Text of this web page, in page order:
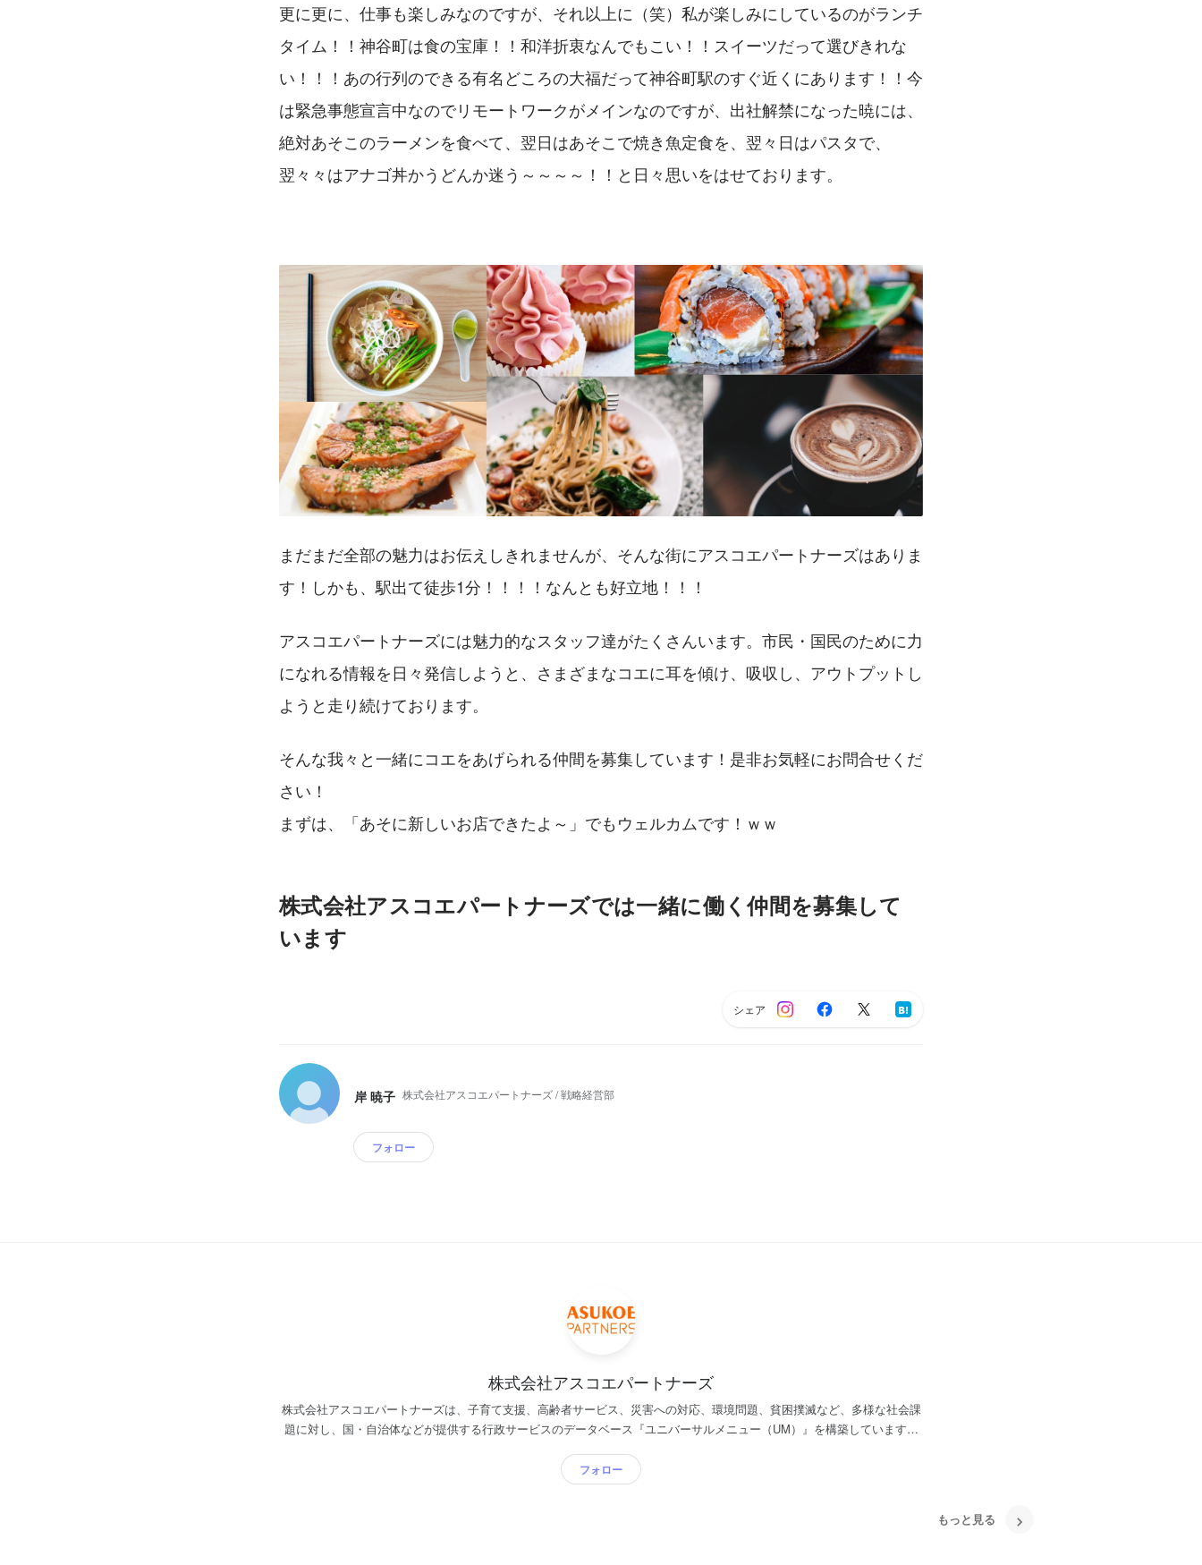
更に更に、仕事も楽しみなのですが、それ以上に（笑）私が楽しみにしているのがランチ
タイム！！神谷町は食の宝庫！！和洋折衷なんでもこい！！スイーツだって選びきれな
い！！！あの行列のできる有名どころの大福だって神谷町駅のすぐ近くにあります！！今
は緊急事態宣言中なのでリモートワークがメインなのですが、出社解禁になった暁には、
絶対あそこのラーメンを食べて、翌日はあそこで焼き魚定食を、翌々日はパスタで、
翌々々はアナゴ丼かうどんか迷う～～～～！！と日々思いをはせております。
まだまだ全部の魅力はお伝えしきれませんが、そんな街にアスコエパートナーズはありま
す！しかも、駅出て徒歩1分！！！！なんとも好立地！！！
アスコエパートナーズには魅力的なスタッフ達がたくさんいます。市民・国民のために力
になれる情報を日々発信しようと、さまざまなコエに耳を傾け、吸収し、アウトプットし
ようと走り続けております。
そんな我々と一緒にコエをあげられる仲間を募集しています！是非お気軽にお問合せくだ
さい！
まずは、「あそに新しいお店できたよ～」でもウェルカムです！ｗｗ
株式会社アスコエパートナーズでは一緒に働く仲間を募集して
います
シェア
岸 暁子 株式会社アスコエパートナーズ / 戦略経営部
フォロー
株式会社アスコエパートナーズ
株式会社アスコエパートナーズは、子育て支援、高齢者サービス、災害への対応、環境問題、貧困撲滅など、多様な社会課
題に対し、国・自治体などが提供する行政サービスのデータベース『ユニバーサルメニュー（UM）』を構築しています。
し、「見つけ方が分からない」「説明が難しい」といった理由で見逃されることも。アスコエ独自のサービスである『ユニ
バーサルメニュー（UM）』は、行政サービスを探しやすく、分かりやすくするためのものです。この『ユニバーサルメニ
フォロー
もっと見る